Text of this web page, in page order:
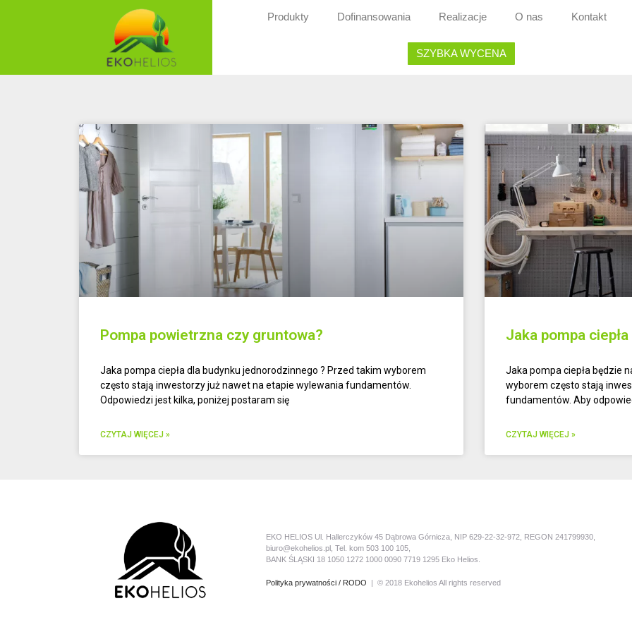
Produkty Dofinansowania Realizacje O nas Kontakt
SZYBKA WYCENA
Pompa powietrzna czy gruntowa?
Jaka pompa ciepła dla budynku jednorodzinnego ? Przed takim wyborem
często stają inwestorzy już nawet na etapie wylewania fundamentów.
Odpowiedzi jest kilka, poniżej postaram się
CZYTAJ WIĘCEJ »
Jaka pompa
Jaka pompa ciepła będzie
wyborem często stają
fundamentów. Aby
CZYTAJ WIĘCEJ »
EKO HELIOS Ul. Hallerczyków 45 Dąbrowa Górnicza, NIP 629-22-32-972, REGON 241799930,
biuro@ekohelios.pl, Tel. kom 503 100 105,
BANK ŚLĄSKI 18 1050 1272 1000 0090 7719 1295 Eko Helios.
Polityka prywatności / RODO | © 2018 Ekohelios All rights reserved